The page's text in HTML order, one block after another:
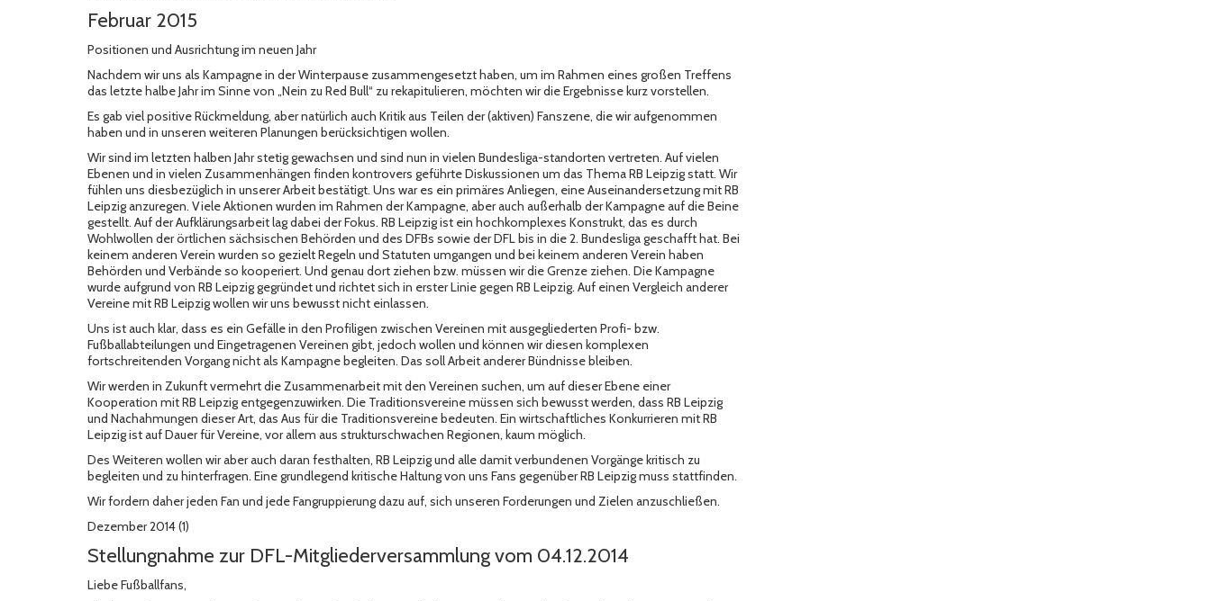
Februar 2015
Positionen und Ausrichtung im neuen Jahr
Nachdem wir uns als Kampagne in der Winterpause zusammengesetzt haben, um im Rahmen eines großen Treffens
das letzte halbe Jahr im Sinne von „Nein zu Red Bull“ zu rekapitulieren, möchten wir die Ergebnisse kurz vorstellen.
Es gab viel positive Rückmeldung, aber natürlich auch Kritik aus Teilen der (aktiven) Fanszene, die wir aufgenommen
haben und in unseren weiteren Planungen berücksichtigen wollen.
Wir sind im letzten halben Jahr stetig gewachsen und sind nun in vielen Bundesliga-standorten vertreten. Auf vielen
Ebenen und in vielen Zusammenhängen finden kontrovers geführte Diskussionen um das Thema RB Leipzig statt. Wir
fühlen uns diesbezüglich in unserer Arbeit bestätigt. Uns war es ein primäres Anliegen, eine Auseinandersetzung mit RB
Leipzig anzuregen. Viele Aktionen wurden im Rahmen der Kampagne, aber auch außerhalb der Kampagne auf die Beine
gestellt. Auf der Aufklärungsarbeit lag dabei der Fokus. RB Leipzig ist ein hochkomplexes Konstrukt, das es durch
Wohlwollen der örtlichen sächsischen Behörden und des DFBs sowie der DFL bis in die 2. Bundesliga geschafft hat. Bei
keinem anderen Verein wurden so gezielt Regeln und Statuten umgangen und bei keinem anderen Verein haben
Behörden und Verbände so kooperiert. Und genau dort ziehen bzw. müssen wir die Grenze ziehen. Die Kampagne
wurde aufgrund von RB Leipzig gegründet und richtet sich in erster Linie gegen RB Leipzig. Auf einen Vergleich anderer
Vereine mit RB Leipzig wollen wir uns bewusst nicht einlassen.
Uns ist auch klar, dass es ein Gefälle in den Profiligen zwischen Vereinen mit ausgegliederten Profi- bzw.
Fußballabteilungen und Eingetragenen Vereinen gibt, jedoch wollen und können wir diesen komplexen
fortschreitenden Vorgang nicht als Kampagne begleiten. Das soll Arbeit anderer Bündnisse bleiben.
Wir werden in Zukunft vermehrt die Zusammenarbeit mit den Vereinen suchen, um auf dieser Ebene einer
Kooperation mit RB Leipzig entgegenzuwirken. Die Traditionsvereine müssen sich bewusst werden, dass RB Leipzig
und Nachahmungen dieser Art, das Aus für die Traditionsvereine bedeuten. Ein wirtschaftliches Konkurrieren mit RB
Leipzig ist auf Dauer für Vereine, vor allem aus strukturschwachen Regionen, kaum möglich.
Des Weiteren wollen wir aber auch daran festhalten, RB Leipzig und alle damit verbundenen Vorgänge kritisch zu
begleiten und zu hinterfragen. Eine grundlegend kritische Haltung von uns Fans gegenüber RB Leipzig muss stattfinden.
Wir fordern daher jeden Fan und jede Fangruppierung dazu auf, sich unseren Forderungen und Zielen anzuschließen.
Dezember 2014 (1)
Stellungnahme zur DFL-Mitgliederversammlung vom 04.12.2014
Liebe Fußballfans,